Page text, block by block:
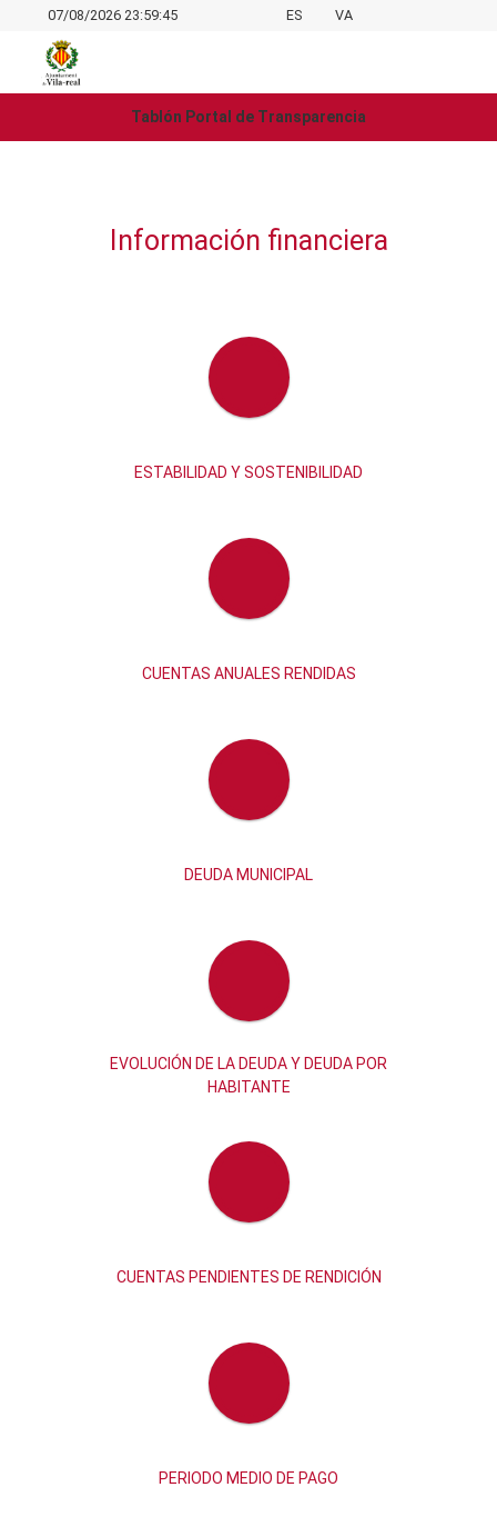
07/08/2026 23:59:45 ES VA
Tablón Portal de Transparencia
Información financiera
ESTABILIDAD Y SOSTENIBILIDAD
CUENTAS ANUALES RENDIDAS
DEUDA MUNICIPAL
EVOLUCIÓN DE LA DEUDA Y DEUDA POR
HABITANTE
CUENTAS PENDIENTES DE RENDICIÓN
PERIODO MEDIO DE PAGO